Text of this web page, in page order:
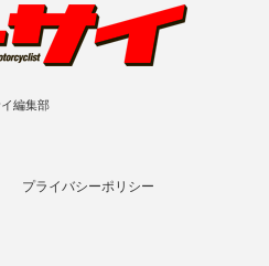
編集部
プライバシーポリシー